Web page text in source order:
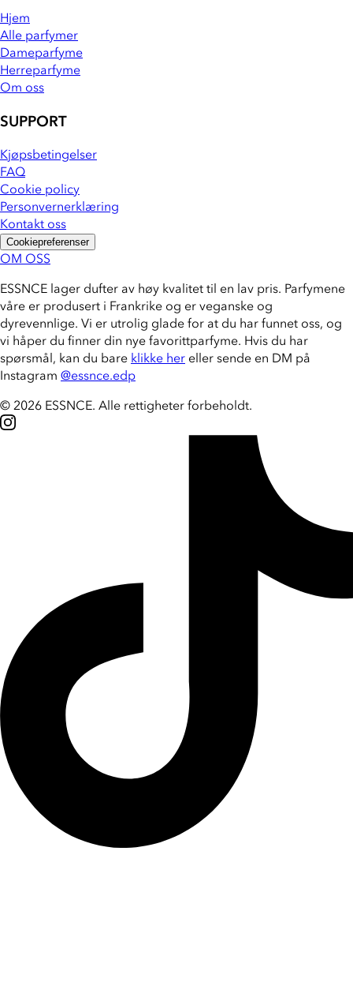
Hjem
Alle parfymer
Dameparfyme
Herreparfyme
Om oss
SUPPORT
Kjøpsbetingelser
FAQ
Cookie policy
Personvernerklæring
Kontakt oss
Cookiepreferenser
OM OSS
ESSNCE lager dufter av høy kvalitet til en lav pris. Parfymene
våre er produsert i Frankrike og er veganske og
dyrevennlige. Vi er utrolig glade for at du har funnet oss, og
vi håper du finner din nye favorittparfyme. Hvis du har
spørsmål, kan du bareklikke her eller sende en DM på
Instagram @essnce.edp
© 2026 ESSNCE. Alle rettigheter forbeholdt.